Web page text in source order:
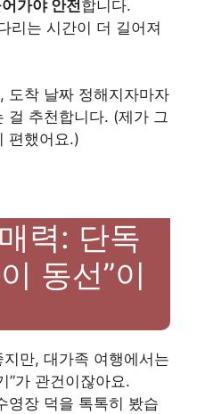
가야 안전합니다.
리는 시간이 더 길어져
도착 날짜 정해지자마자
걸 추천합니다. (제가 그
편했어요.)
력: 단독
동선”이
만, 대가족 여행에서는
”가 관건이잖아요.
영장 덕을 톡톡히 봤습